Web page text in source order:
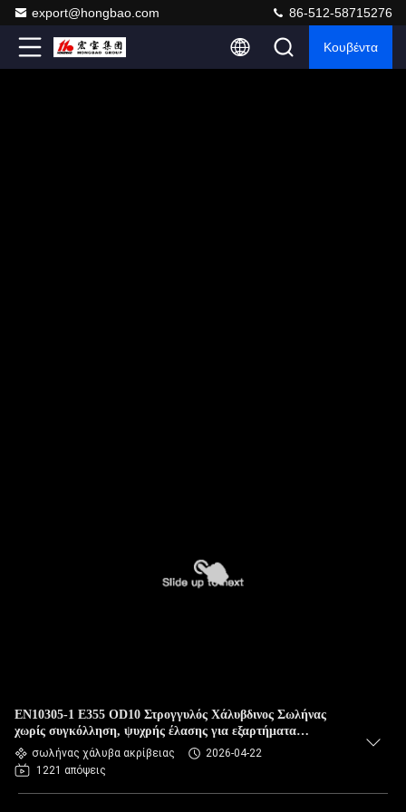
export@hongbao.com 86-512-58715276
Κουβέντα
EN10305-1 E355 OD10 Στρογγυλός Χάλυβδινος Σωλήνας
χωρίς συγκόλληση, ψυχρής έλασης για εξαρτήματα
αυτοκινήτων
σωλήνας χάλυβα ακρίβειας
2026-04-22
1221 απόψεις